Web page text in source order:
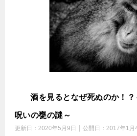
猿酒を見るとなぜ死ぬのか！
呪いの甕の謎～
更新日： 2020年5月9日 公開日： 2017年1月